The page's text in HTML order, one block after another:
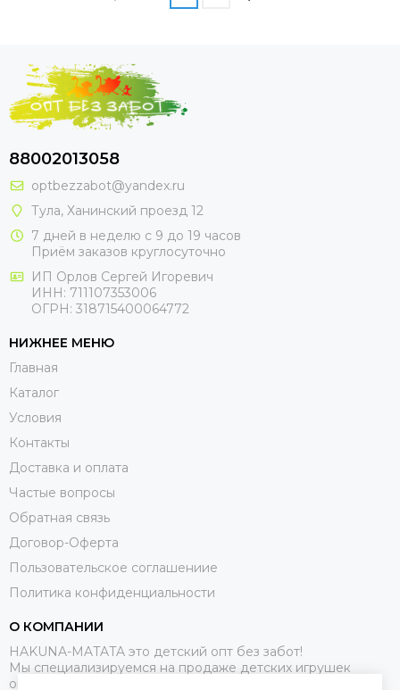
88002013058
optbezzabot@yandex.ru
Тула, Ханинский проезд 12
7 дней в неделю с 9 до 19 часов
Приём заказов круглосуточно
ИП Орлов Сергей Игоревич
ИНН: 711107353006
ОГРН: 318715400064772
НИЖНЕЕ МЕНЮ
Главная
Каталог
Условия
Контакты
Доставка и оплата
Частые вопросы
Обратная связь
Договор-Оферта
Пользовательское соглашениие
Политика конфиденциальности
О КОМПАНИИ
HAKUNA-MATATA это детский опт без забот!
Мы специализируемся на продаже детских игрушек
оптом.